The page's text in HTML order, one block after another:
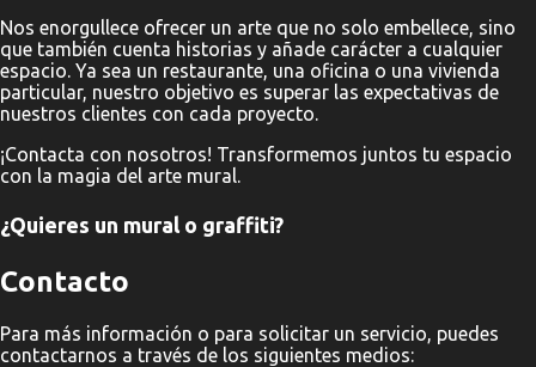
Nos enorgullece ofrecer un arte que no solo embellece, sino
que también cuenta historias y añade carácter a cualquier
espacio. Ya sea un restaurante, una oficina o una vivienda
particular, nuestro objetivo es superar las expectativas de
nuestros clientes con cada proyecto.
¡Contacta con nosotros! Transformemos juntos tu espacio
con la magia del arte mural.
¿Quieres un mural o graffiti?
Contacto
Para más información o para solicitar un servicio, puedes
contactarnos a través de los siguientes medios: